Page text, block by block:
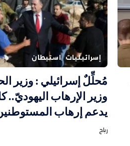
إسرائيليات استيطان
مُحلِّلٌ إسرائيلي : وزير
وزير الإرهاب اليهوديّ..
يدعم إرهاب
رباح